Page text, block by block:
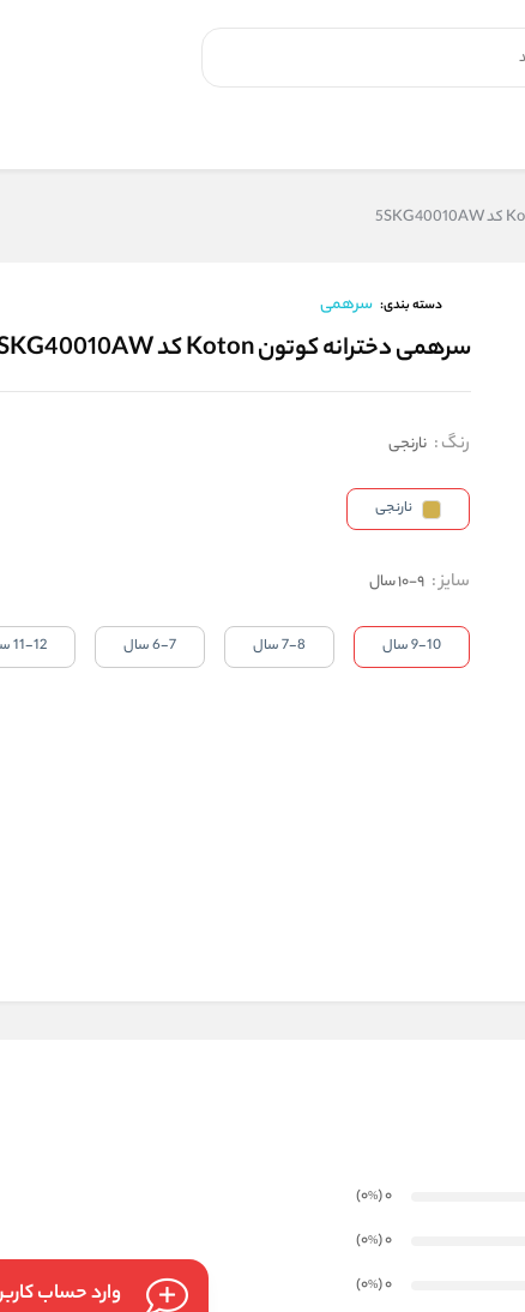
دسته بندی: سرهمی
سرهمی دخترانه کوتون Koton کد 5SKG40010AW
رنگ: نارنجی
نارنجی
سایز: 9-10 سال
9-10 سال 7-8 سال 6-7 سال 11-12 سال
0
(0
%
)
0
(0
%
)
0
(0
%
)
وارد حساب